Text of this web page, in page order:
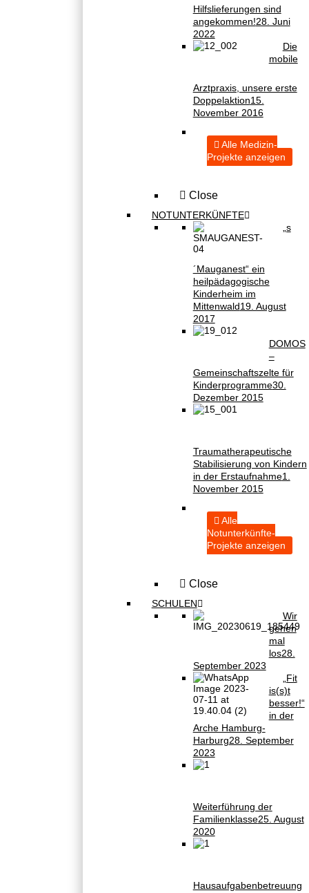
Hilfslieferungen sind
angekommen!28. Juni
2022
Die
mobile
Arztpraxis, unsere erste
Doppelaktion15.
November 2016
Alle Medizin-
Projekte anzeigen
Close
NOTUNTERKÜNFTE
„s
´Mauganest“ ein
heilpädagogische
Kinderheim im
Mittenwald19. August
2017
DOMOS
–
Gemeinschaftszelte für
Kinderprogramme30.
Dezember 2015
Traumatherapeutische
Stabilisierung von Kindern
in der Erstaufnahme1.
November 2015
Alle
Notunterkünfte-
Projekte anzeigen
Close
SCHULEN
Wir
gehen
mal
los28.
September 2023
„Fit
is(s)t
besser!“
in der
Arche Hamburg-
Harburg28. September
2023
Weiterführung der
Familienklasse25. August
2020
Hausaufgabenbetreuung